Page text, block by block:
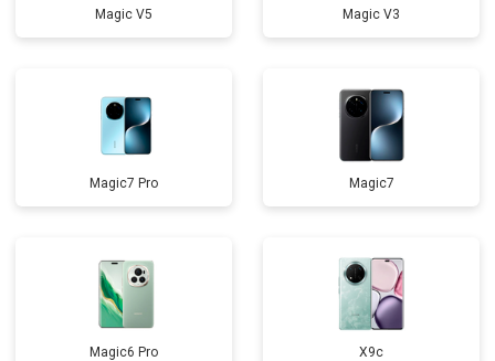
Magic V5 Magic V3
Magic7 Pro Magic7
Magic6 Pro X9c